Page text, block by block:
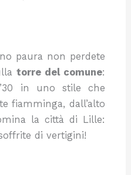
paura non perdete
torre del comune:
in uno stile che
fiamminga, dall’alto
la città di Lille:
di vertigini!